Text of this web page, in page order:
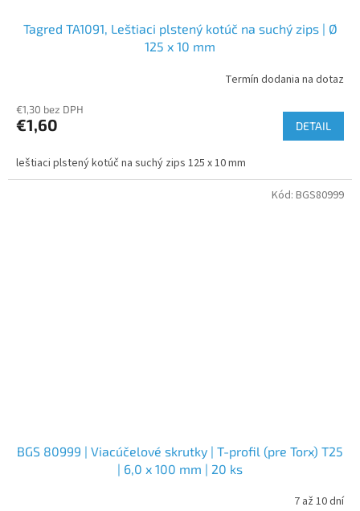
Tagred TA1091, Leštiaci plstený kotúč na suchý zips | Ø
125 x 10 mm
Termín dodania na dotaz
€1,30 bez DPH
€1,60 DETAIL
leštiaci plstený kotúč na suchý zips 125 x 10 mm
BGS 80999 | Viacúčelové skrutky | T-profil (pre Torx) T25
| 6,0 x 100 mm | 20 ks
7 až 10 dní
Kód: BGS80999